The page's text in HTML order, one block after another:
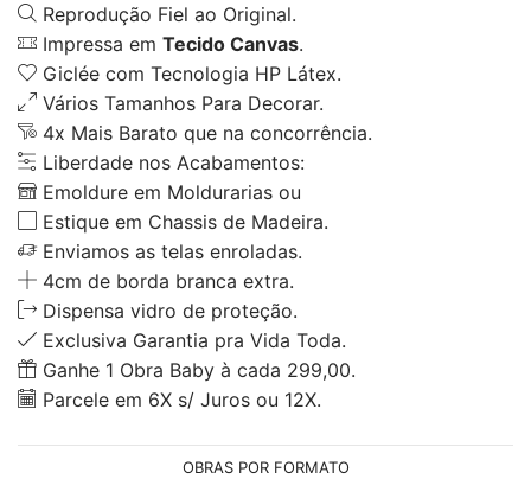
Reprodução Fiel ao Original.
Impressa em Tecido Canvas.
Giclée com Tecnologia HP Látex.
Vários Tamanhos Para Decorar.
4x Mais Barato que na concorrência.
Liberdade nos Acabamentos:
Emoldure em Moldurarias ou
Estique em Chassis de Madeira.
Enviamos as telas enroladas.
4cm de borda branca extra.
Dispensa vidro de proteção.
Exclusiva Garantia pra Vida Toda.
Ganhe 1 Obra Baby à cada 299,00.
Parcele em 6X s/ Juros ou 12X.
OBRAS POR FORMATO